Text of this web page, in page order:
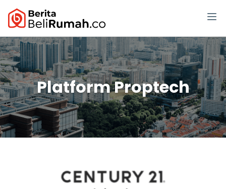
Platform Proptech